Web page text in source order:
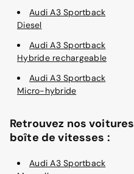
Audi A3 Sportback
Diesel
Audi A3 Sportback
Hybride rechargeable
Audi A3 Sportback
Micro-hybride
Retrouvez nos
boîte de vitesses :
Audi A3 Sportback